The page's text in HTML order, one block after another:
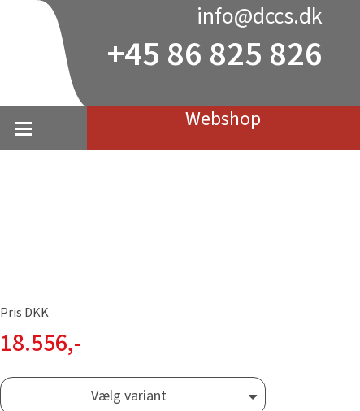
info@dccs.dk
+45 86 825 826
Webshop
Pris DKK
18.556,-
Vælg variant